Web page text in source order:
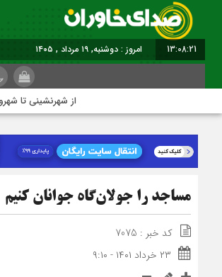
13:08:21 امروز : دوشنبه, ۱۹ مرداد , ۱۴۰۵
از شهرنشینی تا شهروندی
مساجد را جولان‌گاه جوانان کنیم
کد خبر : 7075
۲۳ خرداد ۱۴۰۱ - ۹:۱۰